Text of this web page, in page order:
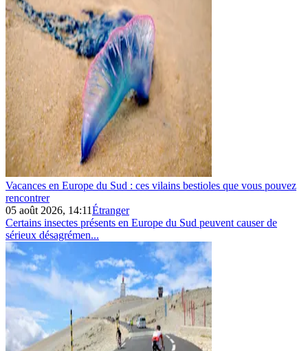
Vacances en Europe du Sud : ces vilains bestioles que vous pouvez
rencontrer
05 août 2026, 14:11Étranger
Certains insectes présents en Europe du Sud peuvent causer de
sérieux désagrémen...